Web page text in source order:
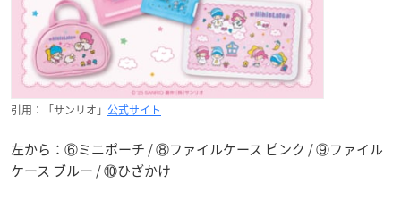
引用：「サンリオ」 公式サイト
左から：⑥ミニポーチ / ⑧ファイルケース ピンク / ⑨ファイル
ケース ブルー / ⑩ひざかけ